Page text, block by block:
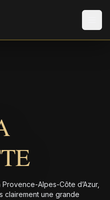
Alpes-Côte d’Azur,
clairement une grande